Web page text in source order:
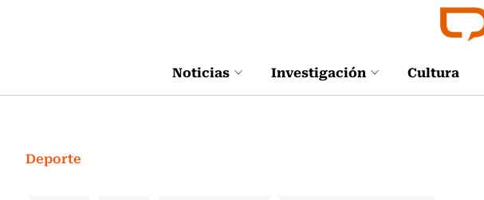
Noticias Investigación Cultura
Deporte